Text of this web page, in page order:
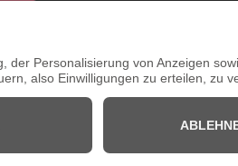
vor und